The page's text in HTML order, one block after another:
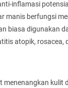
inflamasi
manis berfungsi
biasa digunakan
atopik, rosacea,
menenangkan kulit